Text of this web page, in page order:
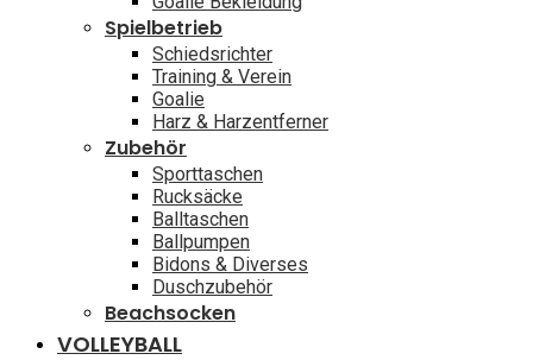
Spielbetrieb
Schiedsrichter
Training & Verein
Goalie
Harz & Harzentferner
Zubehör
Sporttaschen
Rucksäcke
Balltaschen
Ballpumpen
Bidons & Diverses
Duschzubehör
Beachsocken
VOLLEYBALL